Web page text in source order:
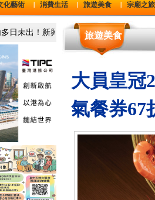
化藝術 消費生活 旅遊美食 宗廟之旅
旅遊美食
大員皇冠
氣餐券67